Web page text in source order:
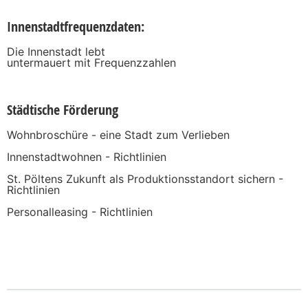
Innenstadtfrequenzdaten:
Die Innenstadt lebt
untermauert mit Frequenzzahlen
Städtische Förderung
Wohnbroschüre - eine Stadt zum Verlieben
Innenstadtwohnen - Richtlinien
St. Pöltens Zukunft als Produktionsstandort sichern -
Richtlinien
Personalleasing - Richtlinien